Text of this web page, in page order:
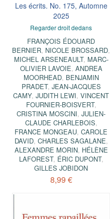
Les écrits. No. 175, Automne
2025
Regarder droit dedans
FRANÇOIS ÉDOUARD
BERNIER, NICOLE BROSSARD,
MICHEL ARSENEAULT, MARC-
OLIVIER LAVOIE, ANDREA
MOORHEAD, BENJAMIN
PRADET, JEAN-JACQUES
CAMY,JUDITH LEWI,VINCENT
FOURNIER-BOISVERT,
CRISTINA MOSCINI,JULIEN-
CLAUDE CHARLEBOIS,
FRANCE MONGEAU,CAROLE
DAVID, CHARLES SAGALANE,
ALEXANDRE MORIN, HÉLÈNE
LAFOREST, ÉRIC DUPONT,
GILLES JOBIDON
8,99 €